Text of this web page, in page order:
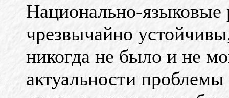
Национально-языковые
чрезвычайно
никогда не было и не
актуальности